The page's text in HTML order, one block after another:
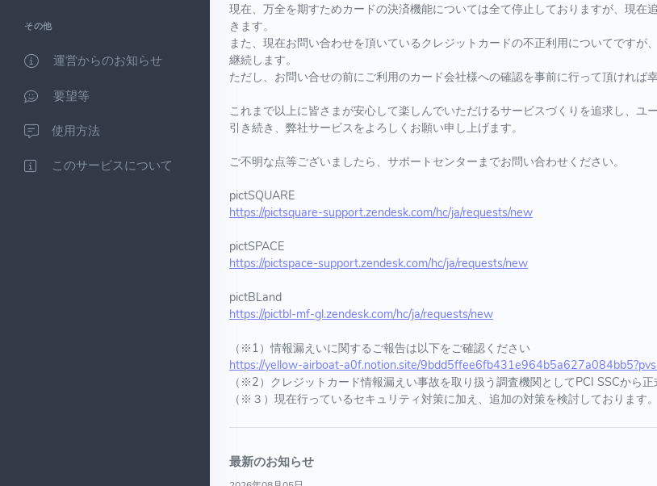
その他
運営からのお知らせ
要望等
使用方法
このサービスについて
現在、万全を期すためカードの決済機能については全て停止しておりますが、現
きます。
また、現在お問い合わせを頂いているクレジットカードの不正利用についてです
継続します。
ただし、お問い合せの前にご利用のカード会社様への確認を事前に行って頂ければ幸
これまで以上に皆さまが安心して楽しんでいただけるサービスづくりを追求し、ユ
引き続き、弊社サービスをよろしくお願い申し上げます。
ご不明な点等ございましたら、サポートセンターまでお問い合わせください。
pictSQUARE
https://pictsquare-support.zendesk.com/hc/ja/requests/new
pictSPACE
https://pictspace-support.zendesk.com/hc/ja/requests/new
pictBLand
https://pictbl-mf-gl.zendesk.com/hc/ja/requests/new
（※1）情報漏えいに関するご報告は以下をご確認ください
https://yellow-airboat-a0f.notion.site/
（※2）クレジットカード情報漏えい事故を取り扱う調査機関としてPCI SSCから
（※３）現在行っているセキュリティ対策に加え、追加の対策を検討しております
最新のお知らせ